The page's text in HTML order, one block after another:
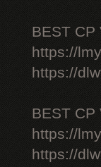
BEST CP
https://
https://
BEST CP
https://
https://